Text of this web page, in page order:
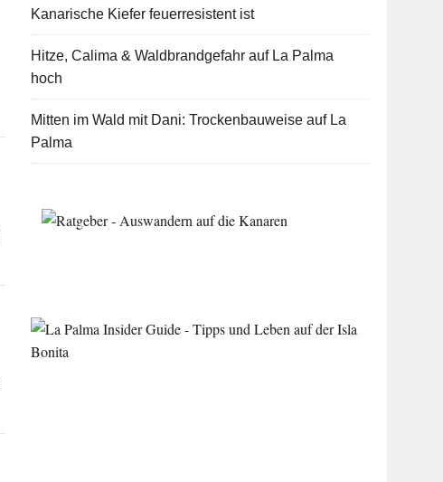
Kanarische Kiefer feuerresistent ist
Hitze, Calima & Waldbrandgefahr auf La Palma
hoch
Mitten im Wald mit Dani: Trockenbauweise auf La
Palma